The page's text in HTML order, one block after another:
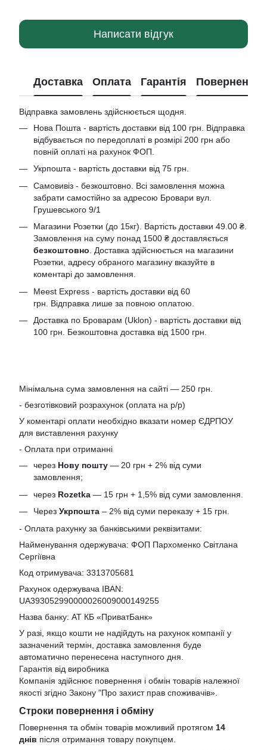
Написати відгук
Доставка Оплата Гарантія Повернення
Відправка замовлень здійснюється щодня.
Нова Пошта - вартість доставки від 100 грн. Відправка
відбувається по передоплаті в розмірі 200 грн або
повній оплаті на рахунок ФОП.
Укрпошта - вартість доставки від 75 грн.
Самовивіз - безкоштовно. Всі замовлення можна
забрати самостійно за адресою Бровари вул.
Грушевського 9/1
Магазини Розетки (до 15кг). Вартість доставки 49.00 ₴.
Замовлення на суму понад 1500 ₴ доставляється
безкоштовно . Доставка здійснюється на магазини
Розетки, адресу обраного магазину вказуйте в
коментарі до замовлення.
Meest Express - вартість доставки від 60
грн. Відправка лише за повною оплатою.
Доставка по Броварам (Uklon) - вартість доставки від
100 грн. Безкоштовна доставка від 1500 грн.
Мінімальна сума замовлення на сайті — 250 грн.
- безготівковий розрахунок (оплата на р/р)
У коментарі оплати необхідно вказати номер ЄДРПОУ
для виставлення рахунку
- Оплата при отриманні
через Нову пошту — 20 грн + 2% від суми
замовлення;
через Rozetka — 15 грн + 1,5% від суми замовлення.
Через Укрпошта – 2% від суми переказу + 15 грн.
- Оплата рахунку за банківськими реквізитами:
Найменування одержувача: ФОП Пархоменко Світлана
Сергіївна
Код отримувача: 3313705681
Рахунок одержувача IBAN:
UA393052990000026009000149255
Назва банку: АТ КБ «ПриватБанк»
У разі, якщо кошти не надійдуть на рахунок компанії у
зазначений термін, доставка замовлення буде
автоматично перенесена наступного дня.
Гарантія від виробника
Компанія здійснює повернення і обмін товарів належної
якості згідно Закону "Про захист прав споживачів»
Строки повернення і обміну
Повернення та обмін товарів можливий протягом 14
днів після отримання товару покупцем.